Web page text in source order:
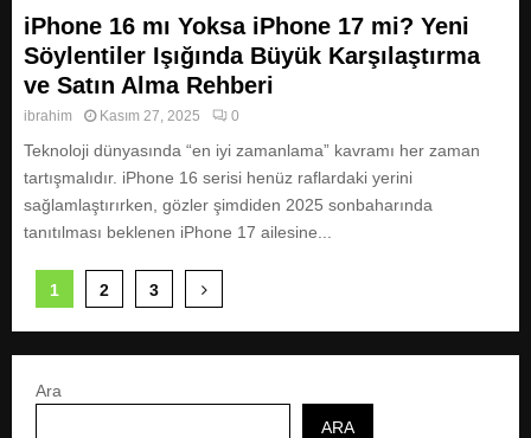
iPhone 16 mı Yoksa iPhone 17 mi? Yeni
Söylentiler Işığında Büyük Karşılaştırma
ve Satın Alma Rehberi
ibrahim Kasım 27, 2025 0
Teknoloji dünyasında “en iyi zamanlama” kavramı her zaman
tartışmalıdır. iPhone 16 serisi henüz raflardaki yerini
sağlamlaştırırken, gözler şimdiden 2025 sonbaharında
tanıtılması beklenen iPhone 17 ailesine...
Y
a
z
1 2 3
Ara
ARA